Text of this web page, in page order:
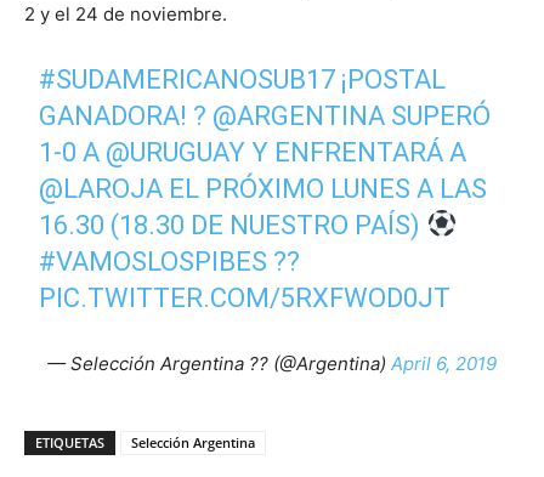
2 y el 24 de noviembre.
#SUDAMERICANOSUB17 ¡POSTAL
GANADORA! ? @ARGENTINA SUPERÓ
1-0 A @URUGUAY Y ENFRENTARÁ A
@LAROJA EL PRÓXIMO LUNES A LAS
16.30 (18.30 DE NUESTRO PAÍS)
#VAMOSLOSPIBES ??
PIC.TWITTER.COM/5RXFWOD0JT
— Selección Argentina ?? (@Argentina) April 6, 2019
ETIQUETAS Selección Argentina